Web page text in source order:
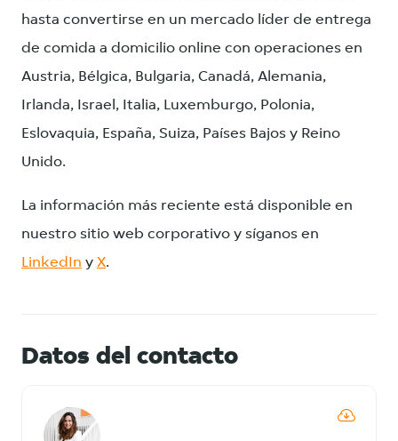
hasta convertirse en un mercado líder de entrega
de comida a domicilio online con operaciones en
Austria, Bélgica, Bulgaria, Canadá, Alemania,
Irlanda, Israel, Italia, Luxemburgo, Polonia,
Eslovaquia, España, Suiza, Países Bajos y Reino
Unido.
La información más reciente está disponible en
nuestro sitio web corporativo y síganos en
LinkedIn y X.
Datos del contacto